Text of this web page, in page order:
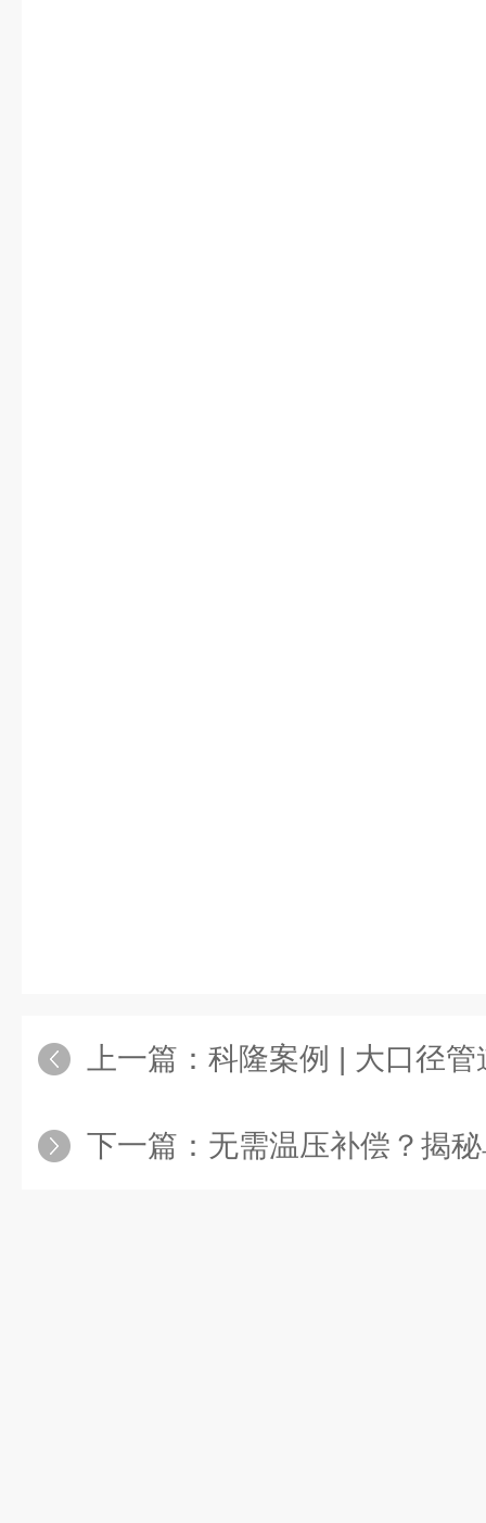
上一篇： 科隆案例 | 大口径
下一篇： 无需温压补偿？揭秘单直管